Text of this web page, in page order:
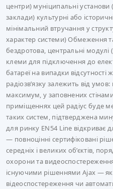
центри) муніципальні установи
заклади) культурні або
мінімальний втручання у
характер системи) Обмеження
бездротова, центральні
клеми для підключення до
батареї на випадки
радіозв’язку залежить від
максимум, у заповнених
приміщеннях цей радіус буде
таких систем, підтверджена
для ринку EN54 Line відкриває
— повноцінні сертифіковані
середніх і великих об’єктів,
охорони та
існуючими рішеннями Ajax —
відеоспостереження чи